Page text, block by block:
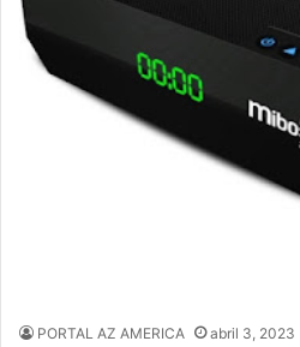
PORTAL AZ AMERICA abril 3, 2023